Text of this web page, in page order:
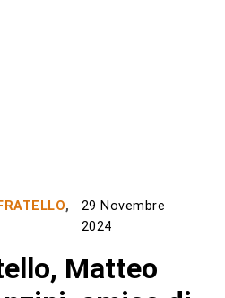
,
29 Novembre
2024
Matteo